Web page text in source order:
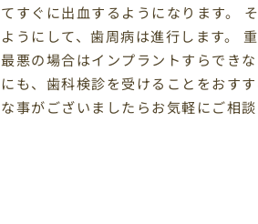
てすぐに出血するようになります。
ようにして、歯周病は進行します。
最悪の場合はインプラントすらでき
にも、歯科検診を受けることをおす
な事がございましたらお気軽にご相談